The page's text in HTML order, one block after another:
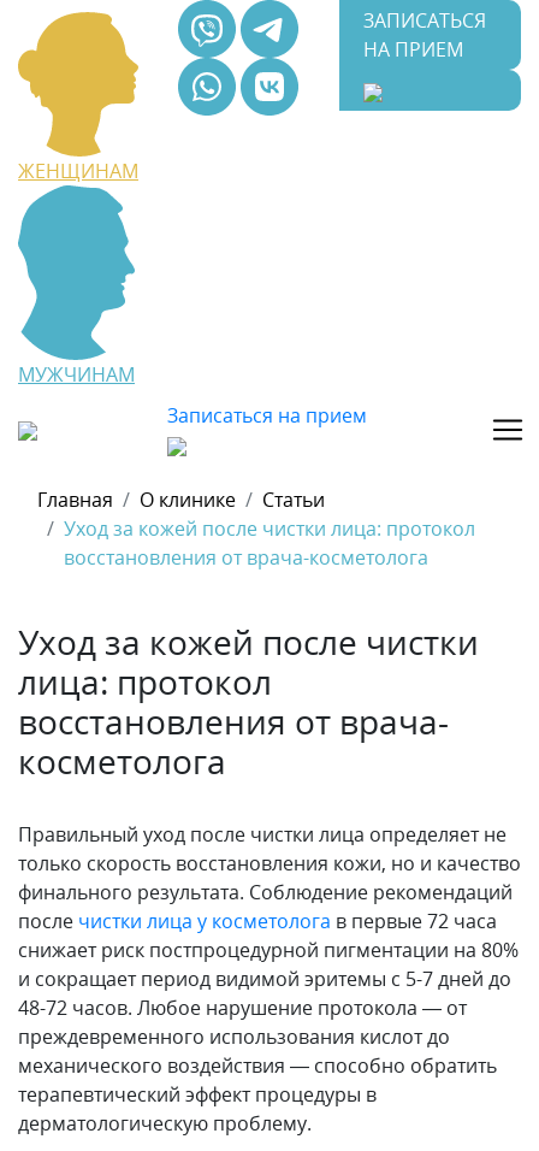
ЖЕНЩИНАМ
МУЖЧИНАМ
ЗАПИСАТЬСЯ
НА ПРИЕМ
Записаться на прием
Главная О клинике
Статьи
Уход за кожей после чистки лица: протокол
восстановления от врача-косметолога
Уход за кожей после чистки
лица: протокол
восстановления от врача-
косметолога
Правильный уход после чистки лица определяет не
только скорость восстановления кожи, но и качество
финального результата. Соблюдение рекомендаций
после чистки лица у косметолога в первые 72 часа
снижает риск постпроцедурной пигментации на 80%
и сокращает период видимой эритемы с 5-7 дней до
48-72 часов. Любое нарушение протокола — от
преждевременного использования кислот до
механического воздействия — способно обратить
терапевтический эффект процедуры в
дерматологическую проблему.